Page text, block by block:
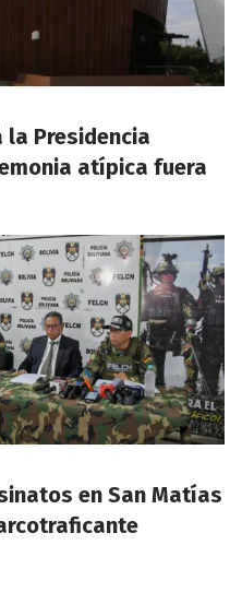
la Presidencia
atípica fuera
en San Matías